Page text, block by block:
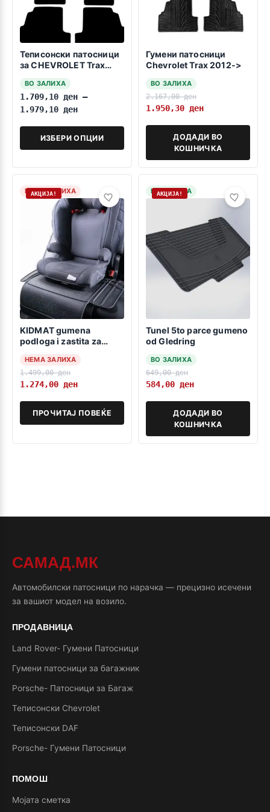
Теписонски патосници
за CHEVROLET Trax
ВО ЗАЛИХА
1.709,10 ден –
1.979,10 ден
ИЗБЕРИ ОПЦИИ
Гумени патосници
Chevrolet Trax 2012->
ВО ЗАЛИХА
2.167,00ден
1.950,30 ден
ДОДАДИ ВО
КОШНИЧКА
НЕМА ЗАЛИХА
АКЦИЈА!
KIDMAT gumena
podloga i zastita za
НЕМА ЗАЛИХА
1.499,00ден
1.274,00 ден
ПРОЧИТАЈ ПОВЕЌЕ
НА ЗАЛИХА
АКЦИЈА!
Tunel 5to parce gumeno
od Gledring
ВО ЗАЛИХА
649,00ден
584,00 ден
ДОДАДИ ВО
КОШНИЧКА
САМАД.МК
Автомобилски патосници по нарачка — прецизно исечени
за вашиот модел на возило.
ПРОДАВНИЦА
Land Rover- Гумени Патосници
Гумени патосници за багажник
Porsche- Патосници за Багаж
Теписонски Chevrolet
Теписонски DAF
Porsche- Гумени Патосници
ПОМОШ
Мојата сметка